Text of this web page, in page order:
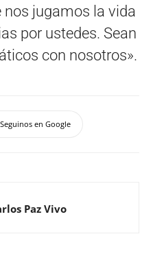
nos jugamos la vida
por ustedes. Sean
con nosotros».
en Google
Paz Vivo